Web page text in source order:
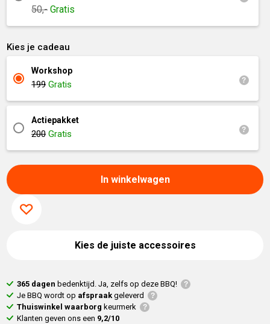
50,- Gratis
Kies je cadeau
Workshop
199Gratis
Actiepakket
200Gratis
In winkelwagen
Kies de juiste accessoires
365 dagen bedenktijd. Ja, zelfs op deze BBQ!
Je BBQ wordt op afspraak geleverd
Thuiswinkel waarborg keurmerk
Klanten geven ons een 9,2/10